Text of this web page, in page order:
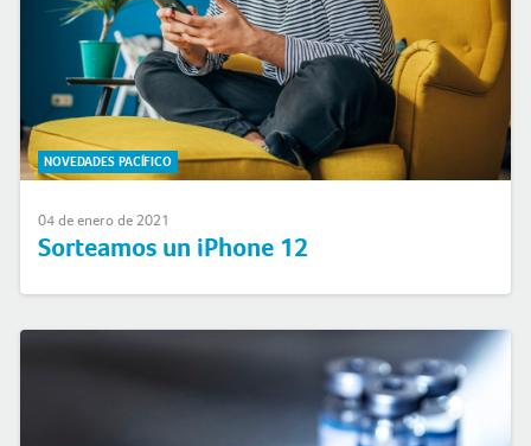
NOVEDADES PACÍFICO
04 de enero de 2021
Sorteamos un iPhone 12